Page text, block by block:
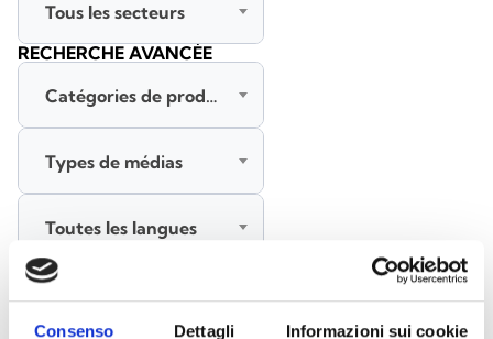
Consenso Dettagli Informazioni sui cookie
Tous les secteurs
RECHERCHE AVANCÉE
Catégories de produits
Types de médias
Toutes les langues
RECHERCHER
EFFACER LES FILTRES